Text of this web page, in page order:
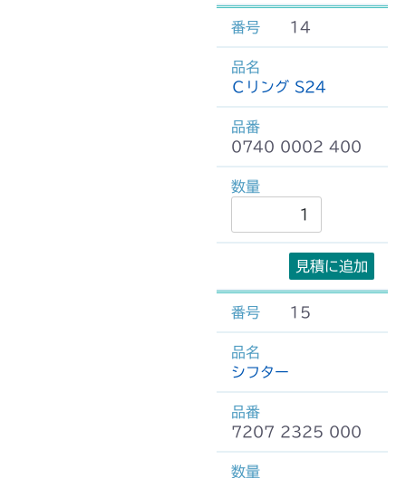
14
Ｃリング S24
0740 0002 400
見積に追加
15
シフター
7207 2325 000